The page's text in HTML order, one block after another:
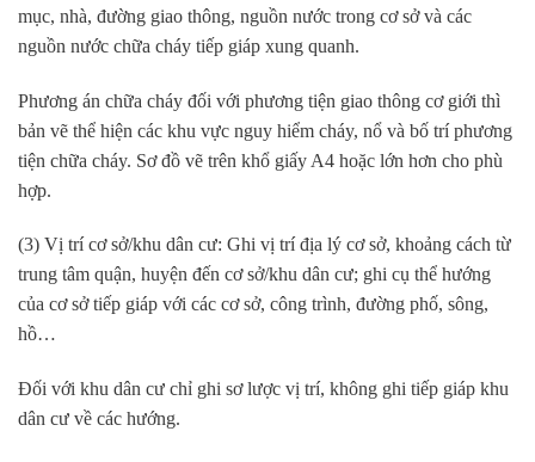
mục, nhà, đường giao thông, nguồn nước trong cơ sở và các
nguồn nước chữa cháy tiếp giáp xung quanh.
Phương án chữa cháy đối với phương tiện giao thông cơ giới thì
bản vẽ thể hiện các khu vực nguy hiểm cháy, nổ và bố trí phương
tiện chữa cháy. Sơ đồ vẽ trên khổ giấy A4 hoặc lớn hơn cho phù
hợp.
(3) Vị trí cơ sở/khu dân cư: Ghi vị trí địa lý cơ sở, khoảng cách từ
trung tâm quận, huyện đến cơ sở/khu dân cư; ghi cụ thể hướng
của cơ sở tiếp giáp với các cơ sở, công trình, đường phố, sông,
hồ…
Đối với khu dân cư chỉ ghi sơ lược vị trí, không ghi tiếp giáp khu
dân cư về các hướng.